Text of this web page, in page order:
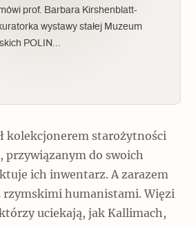
prof. Barbara Kirshenblatt-
wystawy stałej Muzeum
POLIN…
kolekcjonerem starożytności
przywiązanym do swoich
ich inwentarz. A zarazem
rzymskimi humanistami. Więzi
uciekają, jak Kallimach,